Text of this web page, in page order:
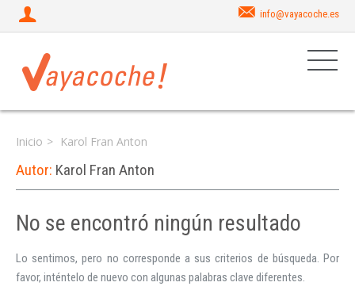
Iniciar sesión
info@vayacoche.es
Inicio Karol Fran Anton
Autor: Karol Fran Anton
No se encontró ningún resultado
Lo sentimos, pero no corresponde a sus criterios de búsqueda. Por
favor, inténtelo de nuevo con algunas palabras clave diferentes.